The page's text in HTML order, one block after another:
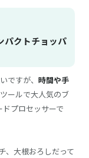
パクトチョッパ
ですが、 時間や手
ールで大人気のブ
プロセッサーで
、大根おろしだって